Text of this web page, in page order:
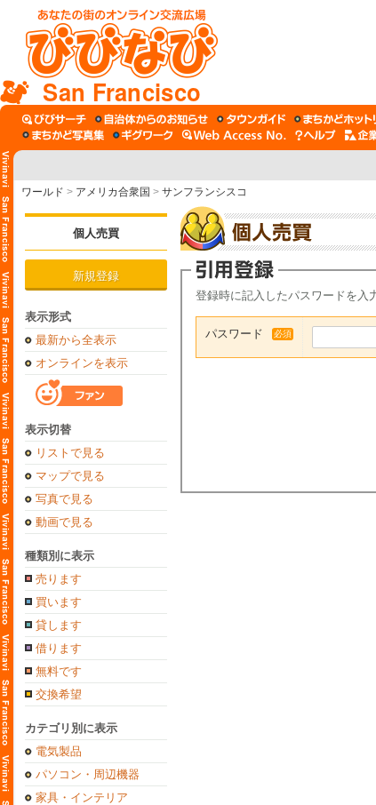
San Francisco
ワールド > アメリカ合衆国 > サンフランシスコ
個人売買
新規登録
表示形式
最新から全表示
オンラインを表示
表示切替
リストで見る
マップで見る
写真で見る
動画で見る
種類別に表示
売ります
買います
貸します
借ります
無料です
交換希望
カテゴリ別に表示
電気製品
パソコン・周辺機器
家具・インテリア
登録時に記入したパスワードを入
パスワード 必須